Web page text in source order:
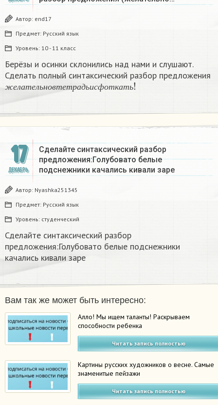
Автор: end17
Предмет: Русский язык
Уровень: 10 - 11 класс
Берёзы и осинки склонились над нами и слушают.
Сделать полный синтаксический разбор предложения
ж ел а т ел ь н о в т е т р а д ь и с ф о т к а т ь
желательновт етрадьисфот кать!
17
ДЕКАБРЬ
Сделайте синтаксический разбор
предложения:Голубовато белые
подснежники качались кивали заре
Автор: Nyashka251345
Предмет: Русский язык
Уровень: студенческий
Сделайте синтаксический разбор
предложения:Голубовато белые подснежники
качались кивали заре
Вам так же может быть интересно:
Алло! Мы ищем таланты! Раскрываем
способности ребенка
Читать запись полностью
Картины русских художников о весне. Самые
знаменитые пейзажи
Читать запись полностью